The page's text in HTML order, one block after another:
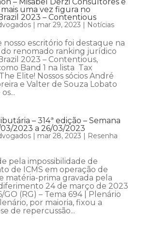
uma vez figura no
2023 – Contentious
| mar 29, 2023 | Notícias
nosso escritório foi destaque na
renomado ranking jurídico
2023 – Contentious,
Band 1 na lista Tax
Elite! Nossos sócios André
e Valter de Souza Lobato
– 314ª edição – Semana
2023 a 26/03/2023
| mar 28, 2023 | Resenha
pela impossibilidade de
de ICMS em operação de
matéria-prima gravada pela
24 de março de 2023
GO (RG) – Tema 694 | Plenário
por maioria, fixou a
de repercussão...